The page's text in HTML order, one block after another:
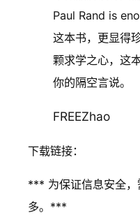
Paul Rand is
这本书，更显得
颗求学之心，这
你的隔空言说。
FREEZhao
下载链接：
*** 为保证信息安全，
多。***